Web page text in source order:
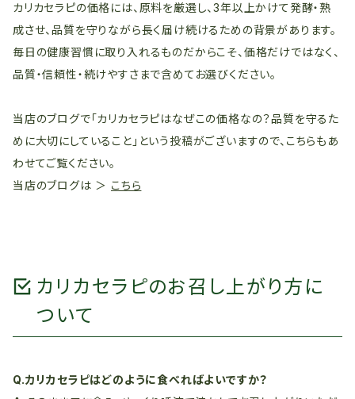
カリカセラピの価格には、原料を厳選し、3年以上かけて発酵・熟
成させ、品質を守りながら長く届け続けるための背景があります。
毎日の健康習慣に取り入れるものだからこそ、価格だけではなく、
品質・信頼性・続けやすさまで含めてお選びください。
当店のブログで「カリカセラピはなぜこの価格なの？品質を守るた
めに大切にしていること」という投稿がございますので、こちらもあ
わせてご覧ください。
当店のブログは ＞ こちら
カリカセラピのお召し上がり方に
ついて
Q.カリカセラピはどのように食べればよいですか？